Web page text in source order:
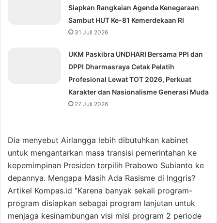
Siapkan Rangkaian Agenda Kenegaraan
Sambut HUT Ke-81 Kemerdekaan RI
31 Juli 2026
UKM Paskibra UNDHARI Bersama PPI dan
DPPI Dharmasraya Cetak Pelatih
Profesional Lewat TOT 2026, Perkuat
Karakter dan Nasionalisme Generasi Muda
27 Juli 2026
Dia menyebut Airlangga lebih dibutuhkan kabinet
untuk mengantarkan masa transisi pemerintahan ke
kepemimpinan Presiden terpilih Prabowo Subianto ke
depannya. Mengapa Masih Ada Rasisme di Inggris?
Artikel Kompas.id “Karena banyak sekali program-
program disiapkan sebagai program lanjutan untuk
menjaga kesinambungan visi misi program 2 periode